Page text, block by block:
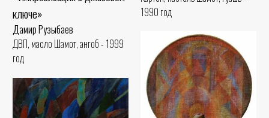
ключе»
Дамир Рузыбаев
ДВП, масло Шамот, ангоб - 1999
год
1990 год